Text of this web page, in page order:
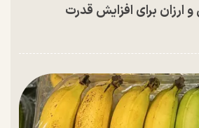
برای افزایش قدرت